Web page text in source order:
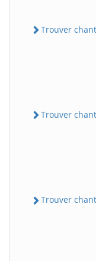
Trouver
Trouver
Trouver